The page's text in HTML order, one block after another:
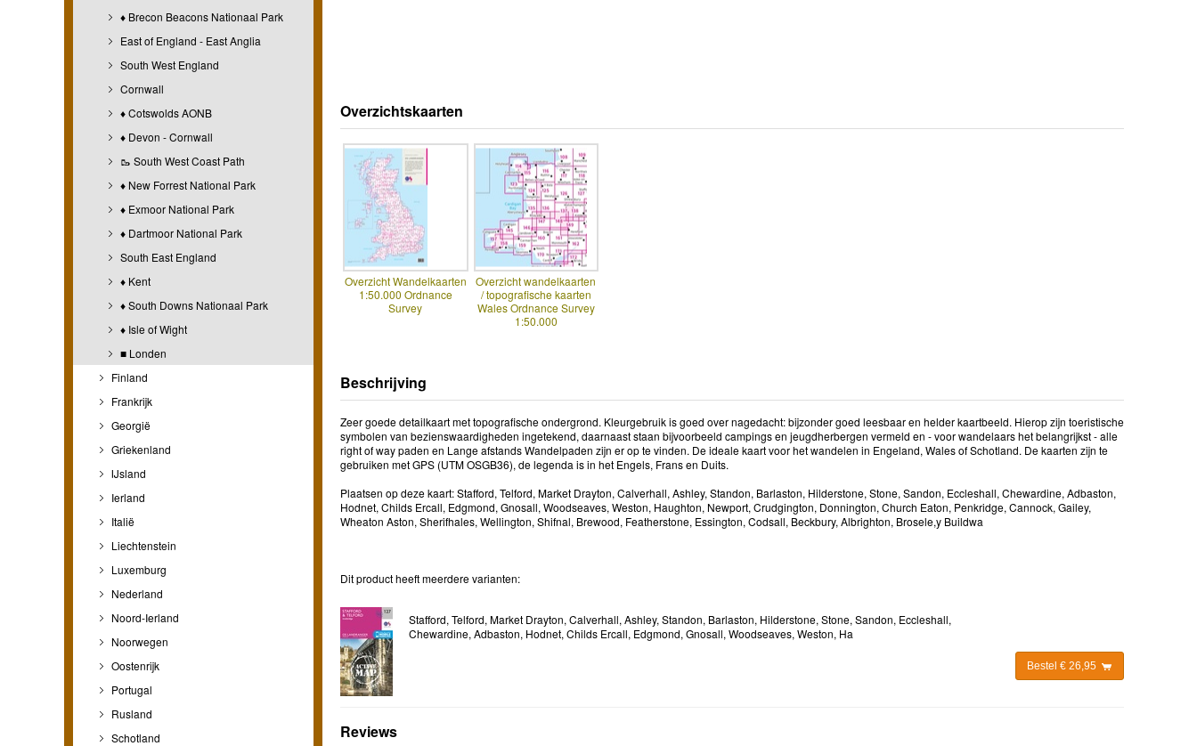
♦ Brecon Beacons Nationaal Park
East of England - East Anglia
South West England
Cornwall
♦ Cotswolds AONB
♦ Devon - Cornwall
🥾 South West Coast Path
♦ New Forrest National Park
♦ Exmoor National Park
♦ Dartmoor National Park
South East England
♦ Kent
♦ South Downs Nationaal Park
♦ Isle of Wight
■ Londen
Finland
Frankrijk
Georgië
Griekenland
IJsland
Ierland
Italië
Liechtenstein
Luxemburg
Nederland
Noord-Ierland
Noorwegen
Oostenrijk
Portugal
Rusland
Schotland
Overzichtskaarten
Overzicht Wandelkaarten
1:50.000 Ordnance
Survey
Overzicht wandelkaarten
/ topografische kaarten
Wales Ordnance Survey
1:50.000
Beschrijving
Zeer goede detailkaart met topografische ondergrond. Kleurgebruik is goed over nagedacht: bijzonder goed leesbaar en helder kaartbeeld. Hierop zijn toeristische
symbolen van bezienswaardigheden ingetekend, daarnaast staan bijvoorbeeld campings en jeugdherbergen vermeld en - voor wandelaars het belangrijkst - alle
right of way paden en Lange afstands Wandelpaden zijn er op te vinden. De ideale kaart voor het wandelen in Engeland, Wales of Schotland. De kaarten zijn te
gebruiken met GPS (UTM OSGB36), de legenda is in het Engels, Frans en Duits.
Plaatsen op deze kaart: Stafford, Telford, Market Drayton, Calverhall, Ashley, Standon, Barlaston, Hilderstone, Stone, Sandon, Eccleshall, Chewardine, Adbaston,
Hodnet, Childs Ercall, Edgmond, Gnosall, Woodseaves, Weston, Haughton, Newport, Crudgington, Donnington, Church Eaton, Penkridge, Cannock, Gailey,
Wheaton Aston, Sherifhales, Wellington, Shifnal, Brewood, Featherstone, Essington, Codsall, Beckbury, Albrighton, Brosele,y Buildwa
Dit product heeft meerdere varianten:
Stafford, Telford, Market Drayton, Calverhall, Ashley, Standon, Barlaston, Hilderstone, Stone, Sandon, Eccleshall,
Chewardine, Adbaston, Hodnet, Childs Ercall, Edgmond, Gnosall, Woodseaves, Weston, Ha
Bestel € 26,95
Reviews